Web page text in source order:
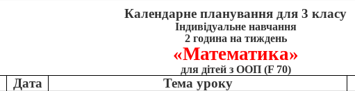
Календарне планування для 3 класу
Індивідуальне навчання
2 година на тиждень
«Математика»
для дітей з ООП (F 70)
Дата Тема уроку